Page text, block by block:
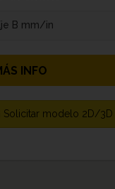
B mm/in
INFO
Solicitar modelo 2D/3D